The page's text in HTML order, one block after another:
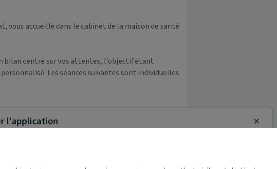
accueille dans le cabinet de la maison de santé
bilan centré sur vos attentes, l’objectif étant
Les séances suivantes sont individuelles
rééducation dans le cadre de la pédiatrie -
centrale- Maxilo-faciale.
l'application Close